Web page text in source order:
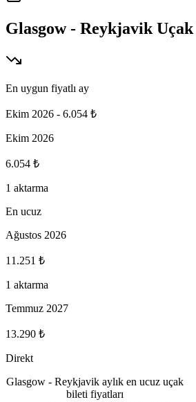
Glasgow - Reykjavik
En uygun fiyatlı ay
Ekim 2026 - 6.054 ₺
Ekim 2026
6.054 ₺
1 aktarma
En ucuz
Ağustos 2026
11.251 ₺
1 aktarma
Temmuz 2027
13.290 ₺
Direkt
Glasgow - Reykjavik aylık en ucuz uçak
bileti fiyatları